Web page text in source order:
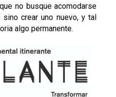
no busque acomodarse
crear uno nuevo, y tal
algo permanente.